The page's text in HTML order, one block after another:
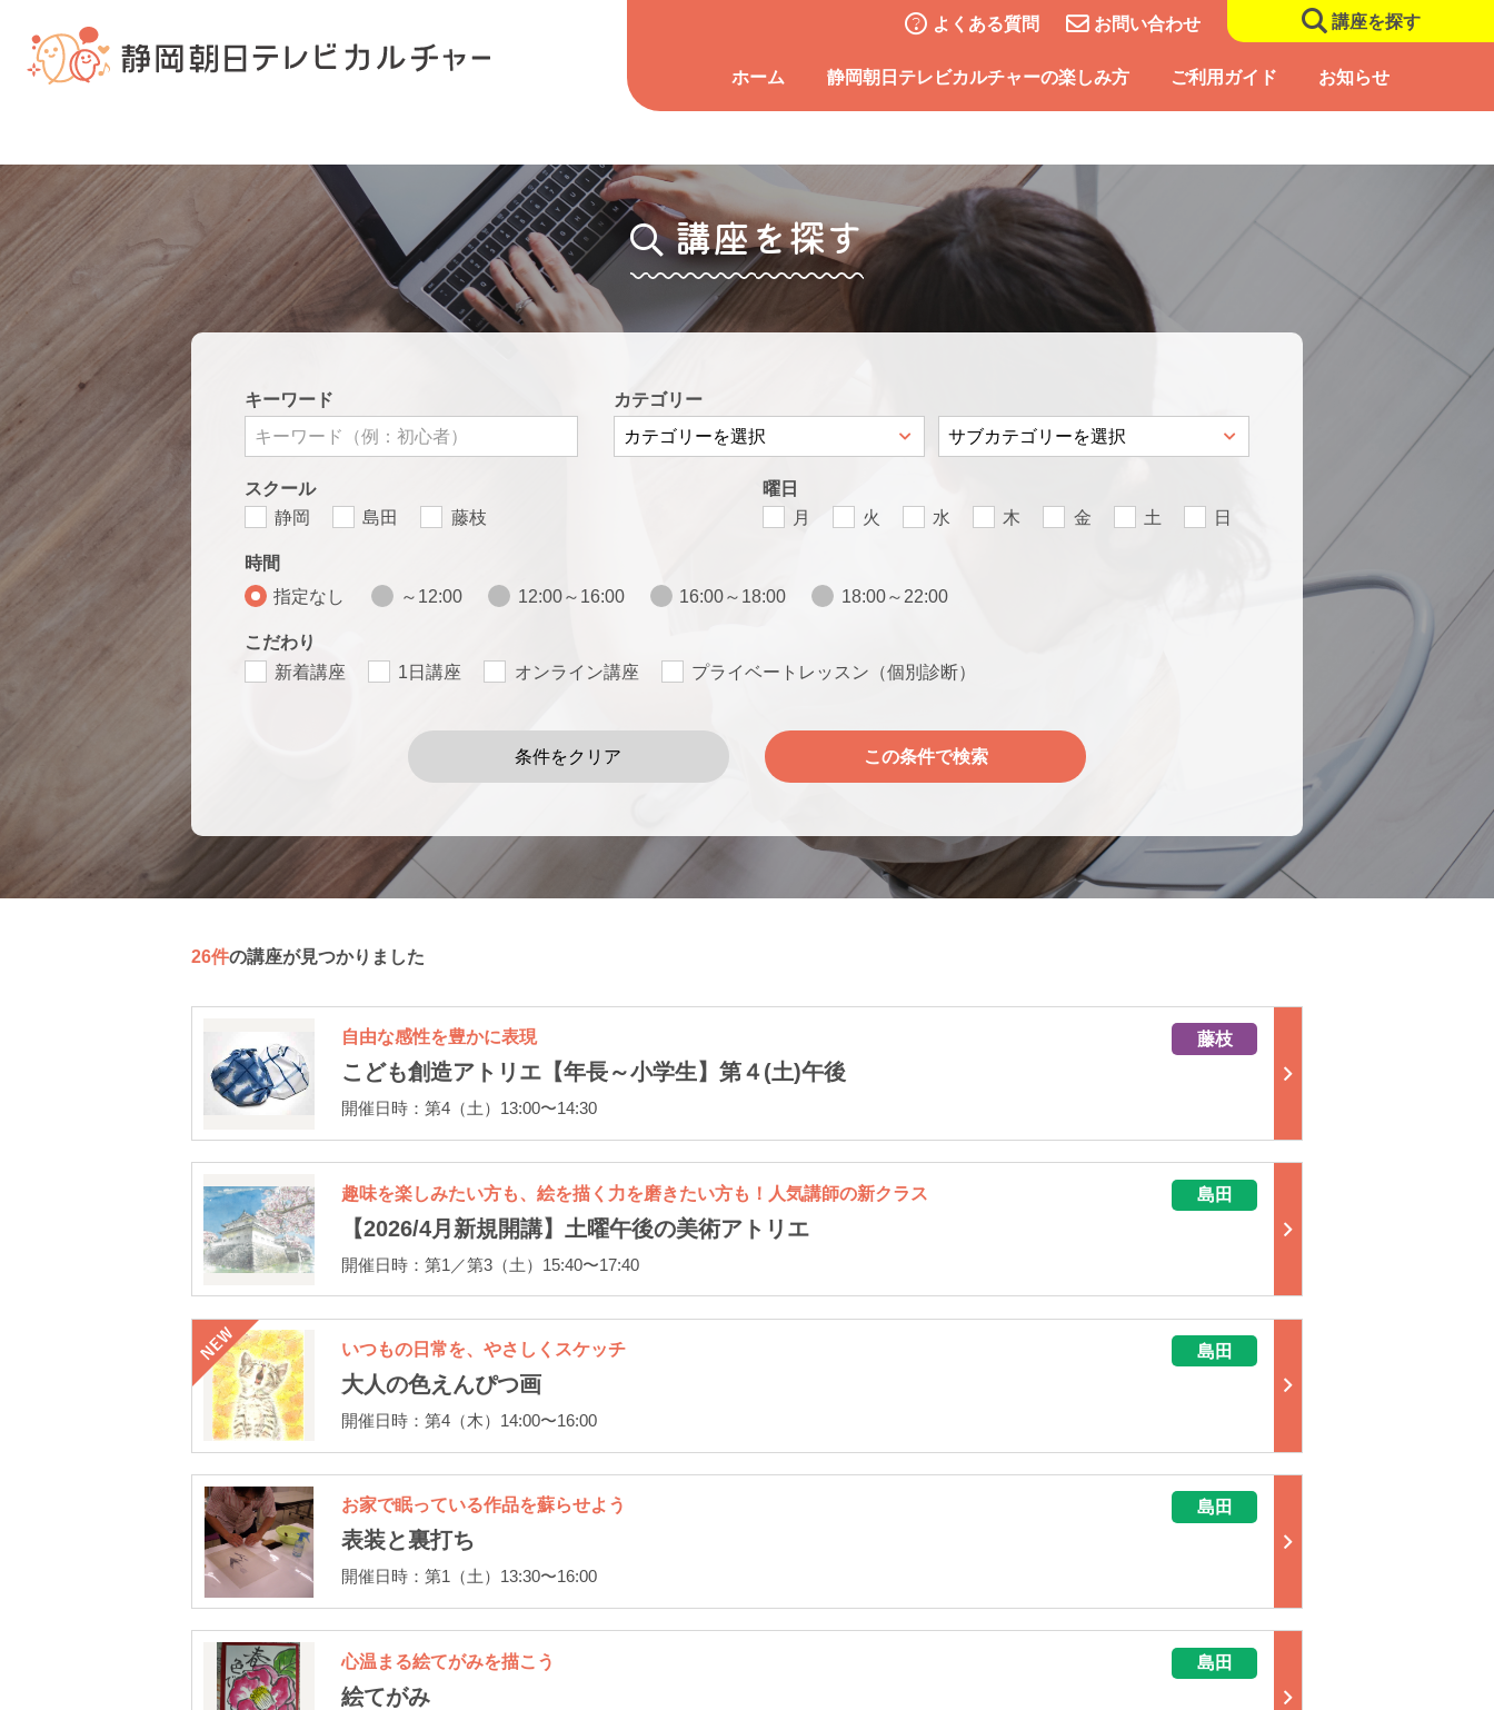
よくある質問 お問い合わせ 講座を探す
ホーム 静岡朝日テレビカルチャーの楽しみ方 ご利用ガイド お知らせ
講座を探す
キーワード カテゴリー
スクール
静岡
島田 藤枝
曜日
月
火 水 木 金 土 日
時間
指定なし
～12:00 12:00～16:00 16:00～18:00 18:00～22:00
こだわり
新着講座
1日講座 オンライン講座 プライベートレッスン（個別診断）
26件の講座が見つかりました
自由な感性を豊かに表現
こども創造アトリエ【年長～小学生】第４(土)午後
開催日時：第4（土）13:00〜14:30
藤枝
趣味を楽しみたい方も、絵を描く力を磨きたい方も！人気講師の新クラス
【2026/4月新規開講】土曜午後の美術アトリエ
開催日時：第1／第3（土）15:40〜17:40
島田
いつもの日常を、やさしくスケッチ
大人の色えんぴつ画
開催日時：第4（木）14:00〜16:00
島田
お家で眠っている作品を蘇らせよう
表装と裏打ち
開催日時：第1（土）13:30〜16:00
島田
心温まる絵てがみを描こう
絵てがみ
島田